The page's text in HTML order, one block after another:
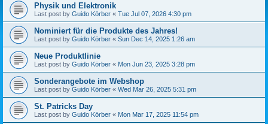
Physik und Elektronik
Last post by Guido Körber « Tue Jul 07, 2026 4:30 pm
Nominiert für die Produkte des Jahres!
Last post by Guido Körber « Sun Dec 14, 2025 1:26 am
Neue Produktlinie
Last post by Guido Körber « Mon Jun 23, 2025 3:28 pm
Sonderangebote im Webshop
Last post by Guido Körber « Wed Mar 26, 2025 5:31 pm
St. Patricks Day
Last post by Guido Körber « Mon Mar 17, 2025 11:54 pm